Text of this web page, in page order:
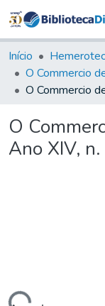
Início
O Commercio
O
Ano XIV,